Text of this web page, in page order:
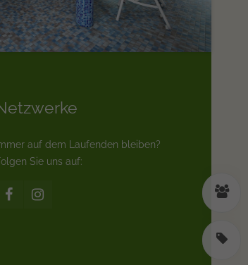
auf dem Laufenden bleiben?
Sie uns auf: